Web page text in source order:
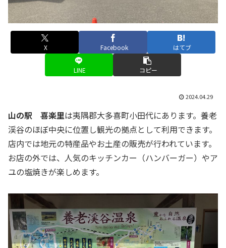
X Facebook はてブ
LINE コピー
2024.04.29
山の駅 喜楽里は夷隅郡大多喜町小田代にあります。養老
渓谷のほぼ中央に位置し観光の拠点として利用できます。
店内では地元の特産品やお土産の販売が行われています。
お店の外では、人気のキッチンカー（ハンバーガー）やア
ユの塩焼きが楽しめます。